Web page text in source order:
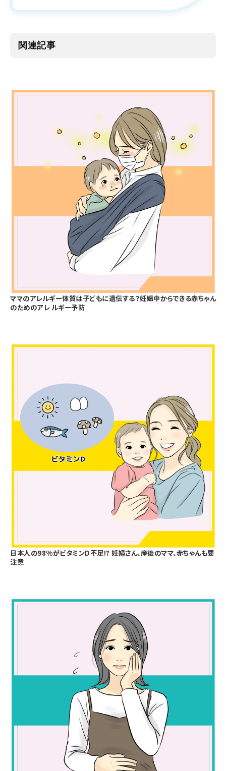
関連記事
ママのアレルギー体質は子どもに遺伝する？妊娠中からできる赤ちゃん
のためのアレ ルギー予防
日本人の98%がビタミンD不足!? 妊婦さん、産後のママ、赤ちゃんも要
注意